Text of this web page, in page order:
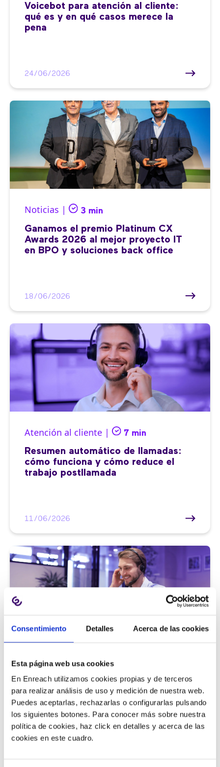
Consentimiento Detalles Acerca de las cookies
Esta página web usa cookies
En Enreach utilizamos cookies propias y de terceros
para realizar análisis de uso y medición de nuestra web.
Puedes aceptarlas, rechazarlas o configurarlas pulsando
los siguientes botones. Para conocer más sobre nuestra
política de cookies, haz click en detalles y acerca de las
cookies en este cuadro.
Voicebot para atención al cliente:
qué es y en qué casos merece la
pena
24/06/2026
Noticias | 3 min
Ganamos el premio Platinum CX
Awards 2026 al mejor proyecto IT
en BPO y soluciones back office
18/06/2026
Atención al cliente | 7 min
Resumen automático de llamadas:
cómo funciona y cómo reduce el
trabajo postllamada
11/06/2026
9 métricas de call center para medir
la satisfacción del cliente
11/06/2026